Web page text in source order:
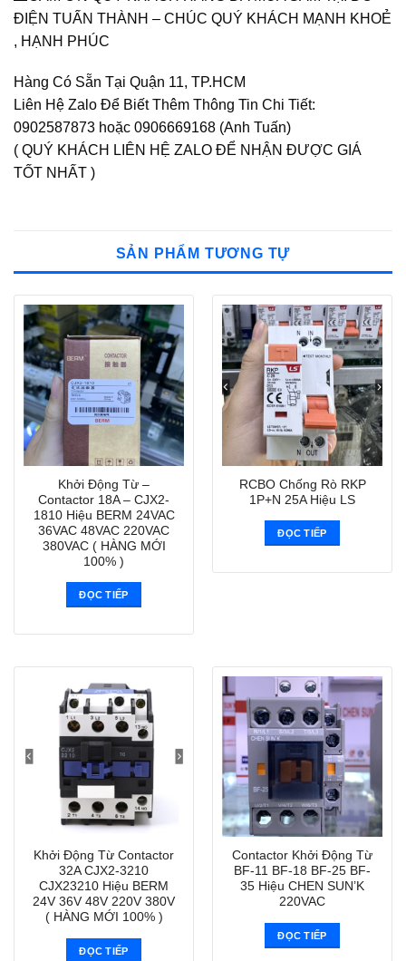
ĐIỆN TUẤN THÀNH – CHÚC QUÝ KHÁCH MẠNH KHOẺ
, HẠNH PHÚC
Hàng Có Sẵn Tại Quận 11, TP.HCM
Liên Hệ Zalo Để Biết Thêm Thông Tin Chi Tiết:
0902587873 hoặc 0906669168 (Anh Tuấn)
( QUÝ KHÁCH LIÊN HỆ ZALO ĐỂ NHẬN ĐƯỢC GIÁ
TỐT NHẤT )
SẢN PHẨM TƯƠNG TỰ
Khởi Động Từ –
Contactor 18A – CJX2-
1810 Hiệu BERM 24VAC
36VAC 48VAC 220VAC
380VAC ( HÀNG MỚI
100% )
ĐỌC TIẾP
RCBO Chống Rò RKP
1P+N 25A Hiệu LS
ĐỌC TIẾP
Khởi Động Từ Contactor
32A CJX2-3210
CJX23210 Hiệu BERM
24V 36V 48V 220V 380V
( HÀNG MỚI 100% )
ĐỌC TIẾP
Contactor Khởi Động Từ
BF-11 BF-18 BF-25 BF-
35 Hiệu CHEN SUN’K
220VAC
ĐỌC TIẾP